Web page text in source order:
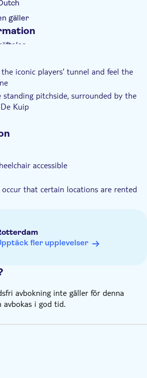
gäller
iconic players’ tunnel and feel the
standing pitchside, surrounded by the
Kuip
coach’s chair in the press centre, just
for battle
accessible
that certain locations are rented
fler upplevelser
avbokning inte gäller för denna
avbokas i god tid.